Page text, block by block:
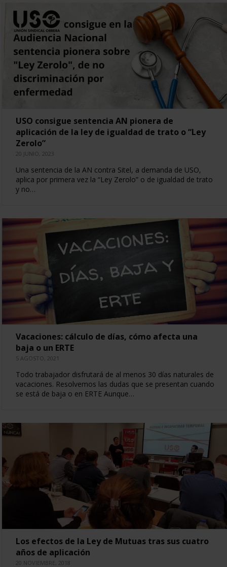
USO consigue sentencia AN pionera de
aplicación de la ley de igualdad de trato o “Ley
Zerolo”
20 JUNIO, 2023
Una sentencia de la AN contra Sitel, a demanda de USO,
aplica por primera vez la “Ley Zerolo” o de igualdad de trato
y no…
Vacaciones: cálculo de días, cómo afecta una
baja o un ERTE
5 AGOSTO, 2021
Todo trabajador disfrutará de al menos 30 días naturales de
vacaciones. Resolvemos las dudas que se presentan cuando
se está de baja o en ERTE Aunque…
Los efectos de la Ley de Mutuas tras sus cuatro
años de aplicación
20 NOVIEMBRE, 2018